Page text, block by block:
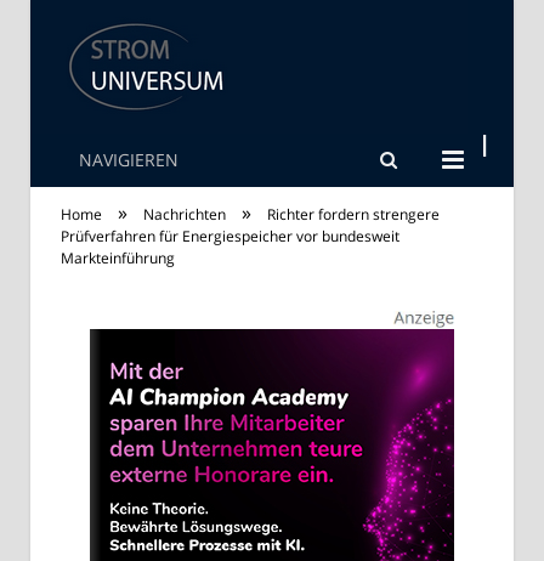
Strom Universum
NAVIGIEREN
Home » Nachrichten »
Richter fordern strengere
Prüfverfahren für Energiespeicher vor bundesweit
Markteinführung